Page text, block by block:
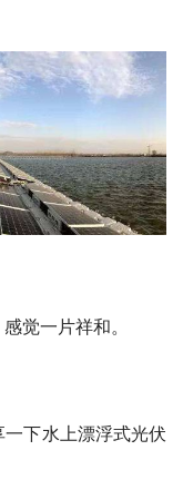
觉一片祥和。
下水上漂浮式光伏